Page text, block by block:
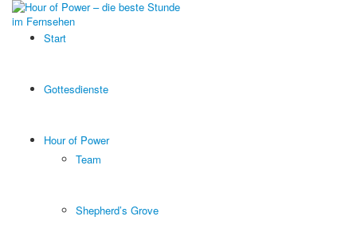
Start
Gottesdienste
Hour of Power
Team
Shepherd’s Grove